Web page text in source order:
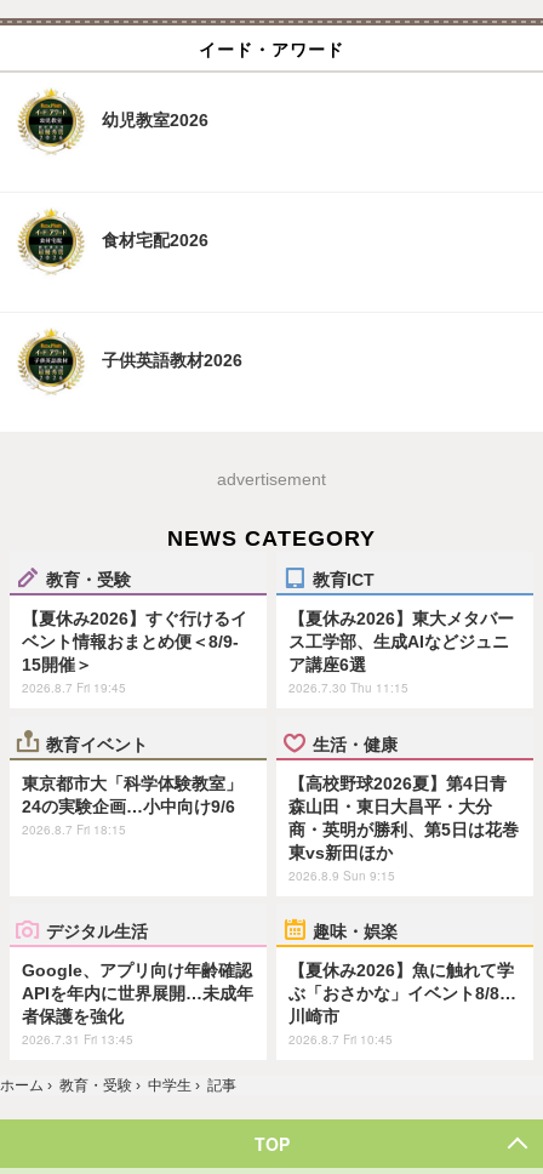
イード・アワード
幼児教室2026
食材宅配2026
子供英語教材2026
advertisement
NEWS CATEGORY
教育・受験
【夏休み2026】すぐ行けるイ
ベント情報おまとめ便＜8/9-
15開催＞
2026.8.7 Fri 19:45
教育ICT
【夏休み2026】東大メタバー
ス工学部、生成AIなどジュニ
ア講座6選
2026.7.30 Thu 11:15
教育イベント
東京都市大「科学体験教室」
24の実験企画…小中向け9/6
2026.8.7 Fri 18:15
生活・健康
【高校野球2026夏】第4日青
森山田・東日大昌平・大分
商・英明が勝利、第5日は花巻
東vs新田ほか
2026.8.9 Sun 9:15
デジタル生活
Google、アプリ向け年齢確認
APIを年内に世界展開…未成年
者保護を強化
2026.7.31 Fri 13:45
趣味・娯楽
【夏休み2026】魚に触れて学
ぶ「おさかな」イベント8/8…
川崎市
2026.8.7 Fri 10:45
ホーム › 教育・受験 › 中学生 › 記事
TOP